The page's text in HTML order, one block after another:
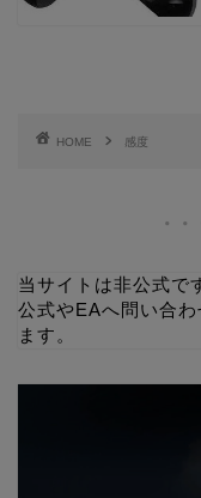
HOME 感度
当サイトは非公式で
公式やEAへ問い合
ます。